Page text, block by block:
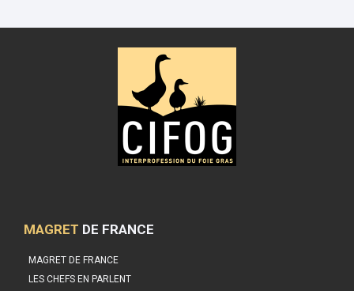
MAGRET DE FRANCE
MAGRET DE FRANCE
LES CHEFS EN PARLENT